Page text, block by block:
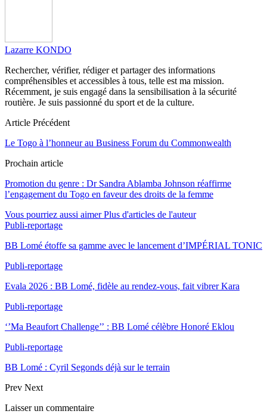
Lazarre KONDO
Rechercher, vérifier, rédiger et partager des informations
compréhensibles et accessibles à tous, telle est ma mission.
Récemment, je suis engagé dans la sensibilisation à la sécurité
routière. Je suis passionné du sport et de la culture.
Article Précédent
Le Togo à l’honneur au Business Forum du Commonwealth
Prochain article
Promotion du genre : Dr Sandra Ablamba Johnson réaffirme
l’engagement du Togo en faveur des droits de la femme
Vous pourriez aussi aimer Plus d'articles de l'auteur
Publi-reportage
BB Lomé étoffe sa gamme avec le lancement d’IMPÉRIAL TONIC
Publi-reportage
Evala 2026 : BB Lomé, fidèle au rendez-vous, fait vibrer Kara
Publi-reportage
‘’Ma Beaufort Challenge’’ : BB Lomé célèbre Honoré Eklou
Publi-reportage
BB Lomé : Cyril Segonds déjà sur le terrain
Prev Next
Laisser un commentaire